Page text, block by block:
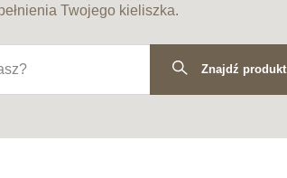
Twojego kieliszka.
Znajdź produkt